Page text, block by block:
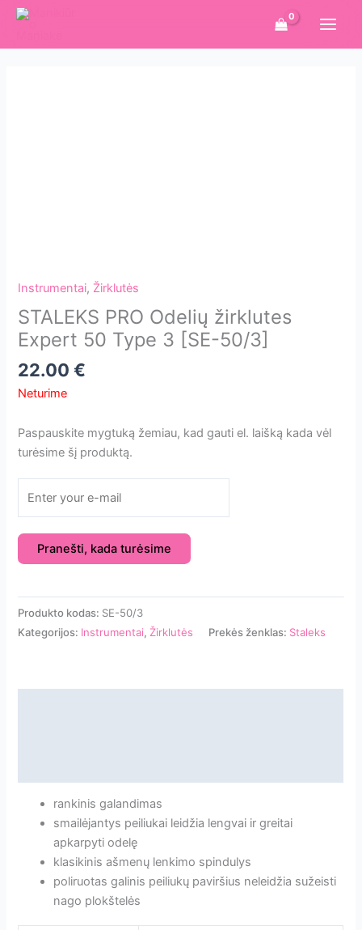
Pereiti
turinio
Instrumentai, Žirklutės
STALEKS PRO Odelių žirklutes
Expert 50 Type 3 [SE-50/3]
22.00€
Neturime
Paspauskite mygtuką žemiau, kad gauti el. laišką kada vėl
turėsime šį produktą.
Pranešti, kada turėsime
Produkto kodas: SE-50/3
Kategorijos: Instrumentai, Žirklutės Prekės ženklas: Staleks
rankinis galandimas
smailėjantys peiliukai leidžia lengvai ir greitai
apkarpyti odelę
klasikinis ašmenų lenkimo spindulys
poliruotas galinis peiliukų paviršius neleidžia sužeisti
nago plokštelės